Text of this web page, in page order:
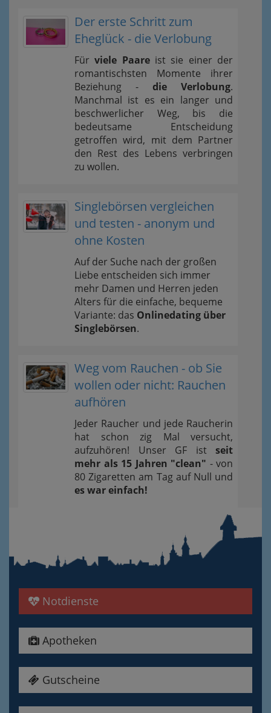
Der erste Schritt zum
Eheglück - die Verlobung
Fürviele Paareist sie einer der
romantischsten Momente ihrer
Beziehung - die Verlobung.
Manchmal ist es ein langer und
beschwerlicher Weg, bis die
bedeutsame Entscheidung
getroffen wird, mit dem Partner
den Rest des Lebens verbringen
zu wollen.
Singlebörsen vergleichen
und testen - anonym und
ohne Kosten
Auf der Suche nach der großen
Liebe entscheiden sich immer
mehr Damen und Herren jeden
Alters für die einfache, bequeme
Variante: das Onlinedating über
Singlebörsen.
Weg vom Rauchen - ob Sie
wollen oder nicht: Rauchen
aufhören
Jeder Raucher und jede Raucherin
hat schon zig Mal versucht,
aufzuhören! Unser GF ist seit
mehr als 15 Jahren "clean" - von
80 Zigaretten am Tag auf Null und
es war einfach!
Notdienste
Apotheken
Gutscheine